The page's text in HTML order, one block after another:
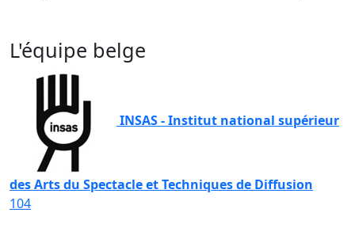
L'équipe belge
INSAS - Institut national supérieur
des Arts du Spectacle et Techniques de Diffusion
104